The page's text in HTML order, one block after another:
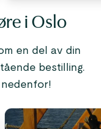
i Oslo
en del av din
bestilling.